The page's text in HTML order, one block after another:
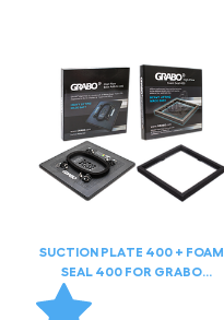
SUCTION PLATE 400 + FOAM
SEAL 400 FOR GRABO